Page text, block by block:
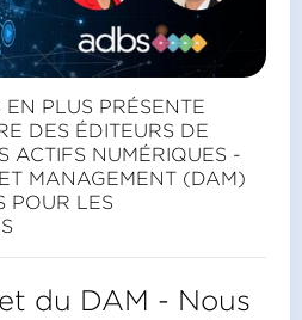
EN PLUS PRÉSENTE
DES ÉDITEURS DE
ACTIFS NUMÉRIQUES -
MANAGEMENT (DAM)
POUR LES
du DAM - Nous